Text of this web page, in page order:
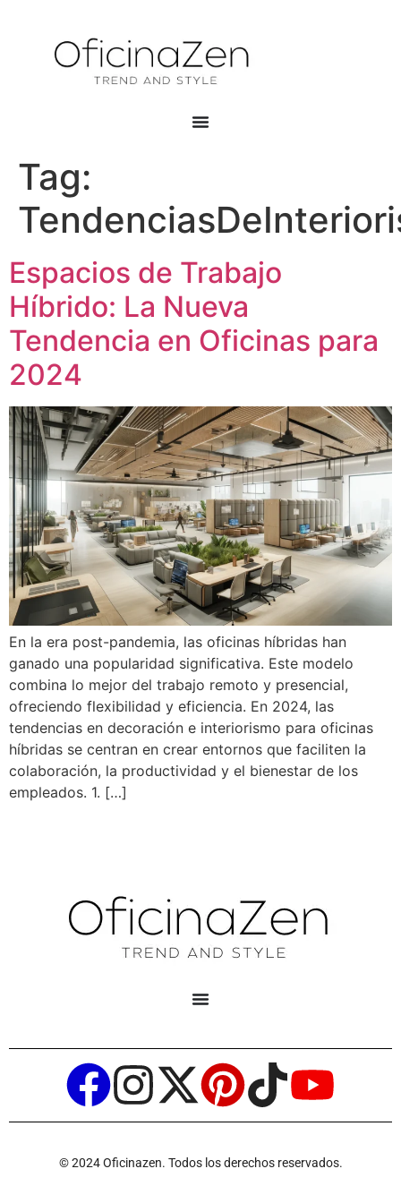
Tag:
Espacios de Trabajo
Híbrido: La Nueva
Tendencia en Oficinas para
2024
En la era post-pandemia, las oficinas híbridas han
ganado una popularidad significativa. Este modelo
combina lo mejor del trabajo remoto y presencial,
ofreciendo flexibilidad y eficiencia. En 2024, las
tendencias en decoración e interiorismo para oficinas
híbridas se centran en crear entornos que faciliten la
colaboración, la productividad y el bienestar de los
empleados. 1. […]
© 2024 Oficinazen. Todos los derechos reservados.